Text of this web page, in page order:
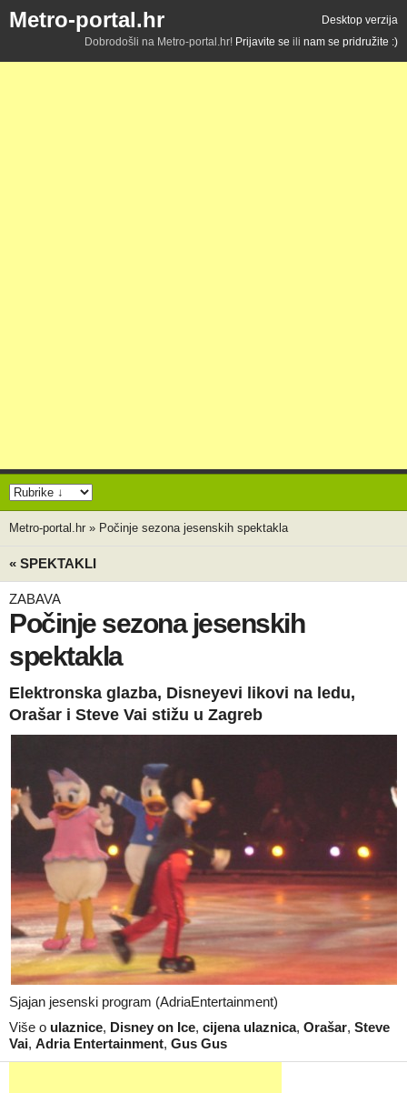
Metro-portal.hr
Desktop verzija
Dobrodošli na Metro-portal.hr! Prijavite se ili nam se pridružite :)
Metro-portal.hr » Počinje sezona jesenskih spektakla
« SPEKTAKLI
ZABAVA
Počinje sezona jesenskih
spektakla
Elektronska glazba, Disneyevi likovi na ledu,
Orašar i Steve Vai stižu u Zagreb
Sjajan jesenski program (AdriaEntertainment)
Više o ulaznice, Disney on Ice, cijena ulaznica, Orašar, Steve
Vai, Adria Entertainment, Gus Gus